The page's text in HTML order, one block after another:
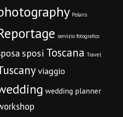
Polaris
servizio fotografico
sposi Toscana Travel
viaggio
wedding planner